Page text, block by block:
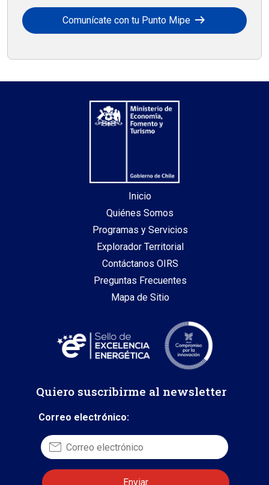
Comunícate con tu Punto Mipe arrow_right_alt
Inicio
Quiénes Somos
Programas y Servicios
Explorador Territorial
Contáctanos OIRS
Preguntas Frecuentes
Mapa de Sitio
Quiero suscribirme al newsletter
Correo electrónico: